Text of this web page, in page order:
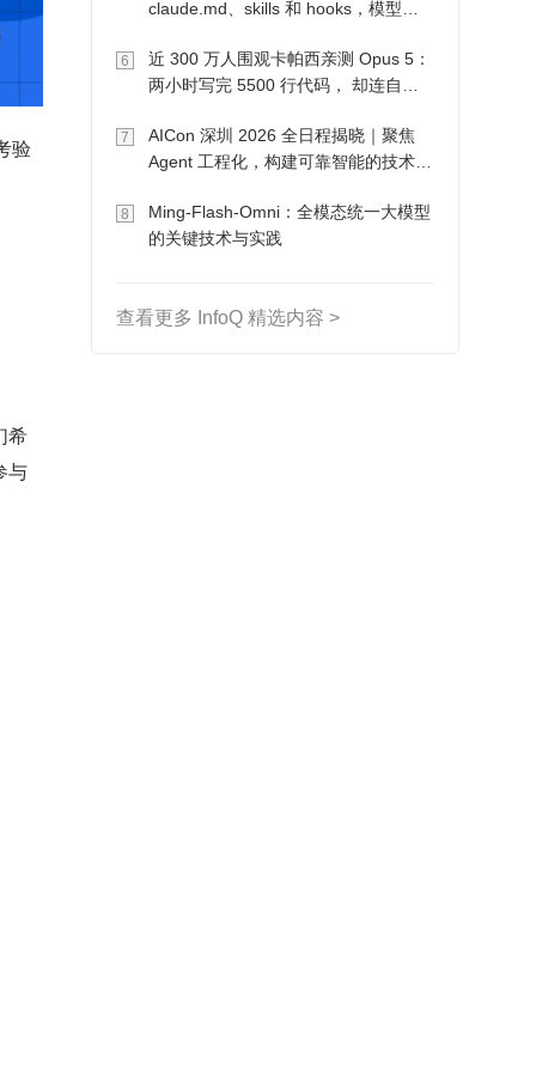
验
希
与
claude.md、skills 和 hooks，模型自
6
近 300 万人围观卡帕西亲测 Opus 5：
两小时写完 5500 行代码， 却连自己
7
AICon 深圳 2026 全日程揭晓｜聚焦
Agent 工程化，构建可靠智能的技术路
8
Ming-Flash-Omni：全模态统一大模型
的关键技术与实践
查看更多 InfoQ 精选内容 >